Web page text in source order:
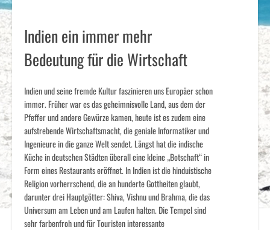
Indien ein immer mehr
Bedeutung für die Wirtschaft
Indien und seine fremde Kultur faszinieren uns Europäer schon
immer. Früher war es das geheimnisvolle Land, aus dem der
Pfeffer und andere Gewürze kamen, heute ist es zudem eine
aufstrebende Wirtschaftsmacht, die geniale Informatiker und
Ingenieure in die ganze Welt sendet. Längst hat die indische
Küche in deutschen Städten überall eine kleine „Botschaft“ in
Form eines Restaurants eröffnet. In Indien ist die hinduistische
Religion vorherrschend, die an hunderte Gottheiten glaubt,
darunter drei Hauptgötter: Shiva, Vishnu und Brahma, die das
Universum am Leben und am Laufen halten. Die Tempel sind
sehr farbenfroh und für Touristen interessante